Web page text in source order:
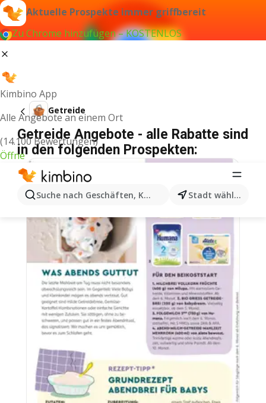
Aktuelle Prospekte immer griffbereit
Zu Chrome hinzufügen – KOSTENLOS
Kimbino App
Alle Angebote an einem Ort
(14.100 Bewertungen)
Öffne
Suche nach Geschäften, Kategorien, Produkten...
Stadt wählen
Getreide
Getreide Angebote - alle Rabatte sind
in den folgenden Prospekten: